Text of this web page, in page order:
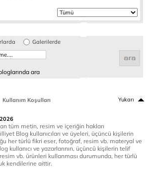
Galerilerde
ara
Kullanım Koşulları Yukarı
tüm metin, resim ve içeriğin hakları
Blog kullanıcıları ve üyeleri, üçüncü kişilerin
her türlü fikri eser, fotoğraf, resim vb. materyal ve
kullanıcı ve yazarlarının, üçüncü kişilerin telif
vb. ürünleri kullanması durumunda, her türlü
kendilerine aittir.